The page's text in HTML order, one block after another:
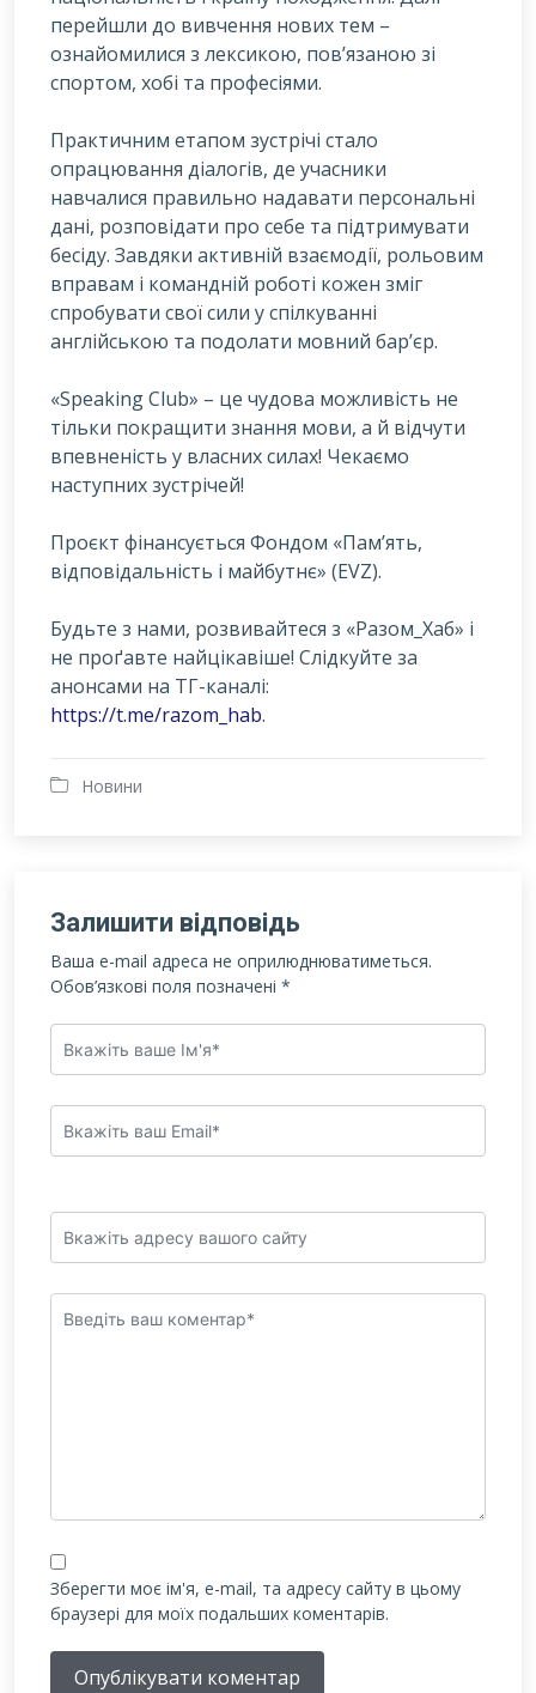
перейшли до вивчення нових тем –
ознайомилися з лексикою, пов’язаною зі
спортом, хобі та професіями.
Практичним етапом зустрічі стало
опрацювання діалогів, де учасники
навчалися правильно надавати персональні
дані, розповідати про себе та підтримувати
бесіду. Завдяки активній взаємодії, рольовим
вправам і командній роботі кожен зміг
спробувати свої сили у спілкуванні
англійською та подолати мовний бар’єр.
«Speaking Club» – це чудова можливість не
тільки покращити знання мови, а й відчути
впевненість у власних силах! Чекаємо
наступних зустрічей!
Проєкт фінансується Фондом «Пам’ять,
відповідальність і майбутнє» (EVZ).
Будьте з нами, розвивайтеся з «Разом_Хаб» і
не проґавте найцікавіше! Слідкуйте за
анонсами на ТГ-каналі:
https://t.me/razom_hab.
Новини
Залишити відповідь
Ваша e-mail адреса не оприлюднюватиметься.
Обов’язкові поля позначені *
Зберегти моє ім'я, e-mail, та адресу сайту в цьому
браузері для моїх подальших коментарів.
Опублікувати коментар